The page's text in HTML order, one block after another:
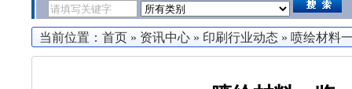
当前位置： 首页 » 资讯中心 » 印刷行业动态 » 喷绘材料